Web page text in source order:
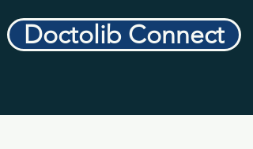
Doctolib Connect